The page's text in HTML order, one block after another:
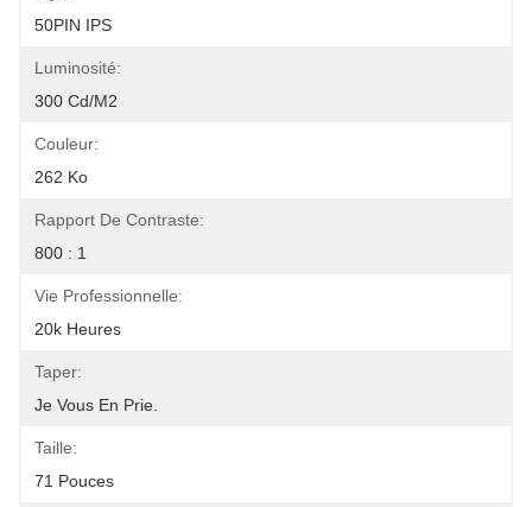
50PIN IPS
Luminosité:
300 Cd/m2
Couleur:
262 Ko
Rapport De Contraste:
800 : 1
Vie Professionnelle:
20k Heures
Taper:
Je Vous En Prie.
Taille:
71 Pouces